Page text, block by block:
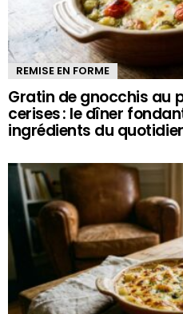
REMISE EN FORME
Gratin de gnocchis au
cerises : le dîner
ingrédients du